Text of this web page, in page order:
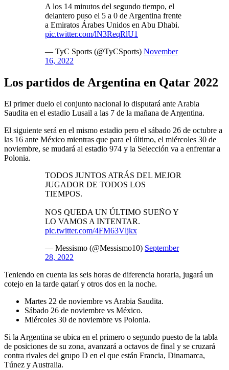
A los 14 minutos del segundo tiempo, el
delantero puso el 5 a 0 de Argentina frente
a Emiratos Árabes Unidos en Abu Dhabi.
pic.twitter.com/lN3ReqRlU1
— TyC Sports (@TyCSports) November
16, 2022
Los partidos de Argentina en Qatar 2022
El primer duelo el conjunto nacional lo disputará ante Arabia
Saudita en el estadio Lusail a las 7 de la mañana de Argentina.
El siguiente será en el mismo estadio pero el sábado 26 de octubre a
las 16 ante México mientras que para el último, el miércoles 30 de
noviembre, se mudará al estadio 974 y la Selección va a enfrentar a
Polonia.
TODOS JUNTOS ATRÁS DEL MEJOR
JUGADOR DE TODOS LOS
TIEMPOS.
NOS QUEDA UN ÚLTIMO SUEÑO Y
LO VAMOS A INTENTAR.
pic.twitter.com/4FM63Vljkx
— Messismo (@Messismo10) September
28, 2022
Teniendo en cuenta las seis horas de diferencia horaria, jugará un
cotejo en la tarde qatarí y otros dos en la noche.
Martes 22 de noviembre vs Arabia Saudita.
Sábado 26 de noviembre vs México.
Miércoles 30 de noviembre vs Polonia.
Si la Argentina se ubica en el primero o segundo puesto de la tabla
de posiciones de su zona, avanzará a octavos de final y se cruzará
contra rivales del grupo D en el que están Francia, Dinamarca,
Túnez y Australia.